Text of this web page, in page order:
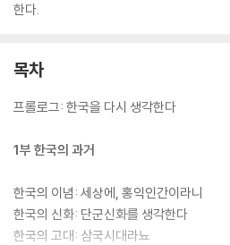
한다.
목차
프롤로그: 한국을 다시 생각한다
1부 한국의 과거
한국의 이념: 세상에, 홍익인간이라니
한국의 신화: 단군신화를 생각한다
한국의 고대: 삼국시대라뇨